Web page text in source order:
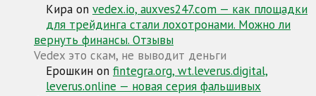
Кира on vedex.io, auxves247.com — как площадки
для трейдинга стали лохотронами. Можно ли
вернуть финансы. Отзывы
Vedex это скам, не выводит деньги
Ерошкин on fintegra.org, wt.leverus.digital,
leverus.online — новая серия фальшивых